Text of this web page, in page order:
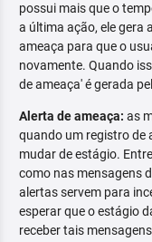
possui mais que o
a última ação, ele gera
ameaça para que o
novamente. Quando
de ameaça' é gerada
Alerta de ameaça: as
quando um registro de
mudar de estágio.
como nas mensagens
alertas servem para
esperar que o estágio
receber tais